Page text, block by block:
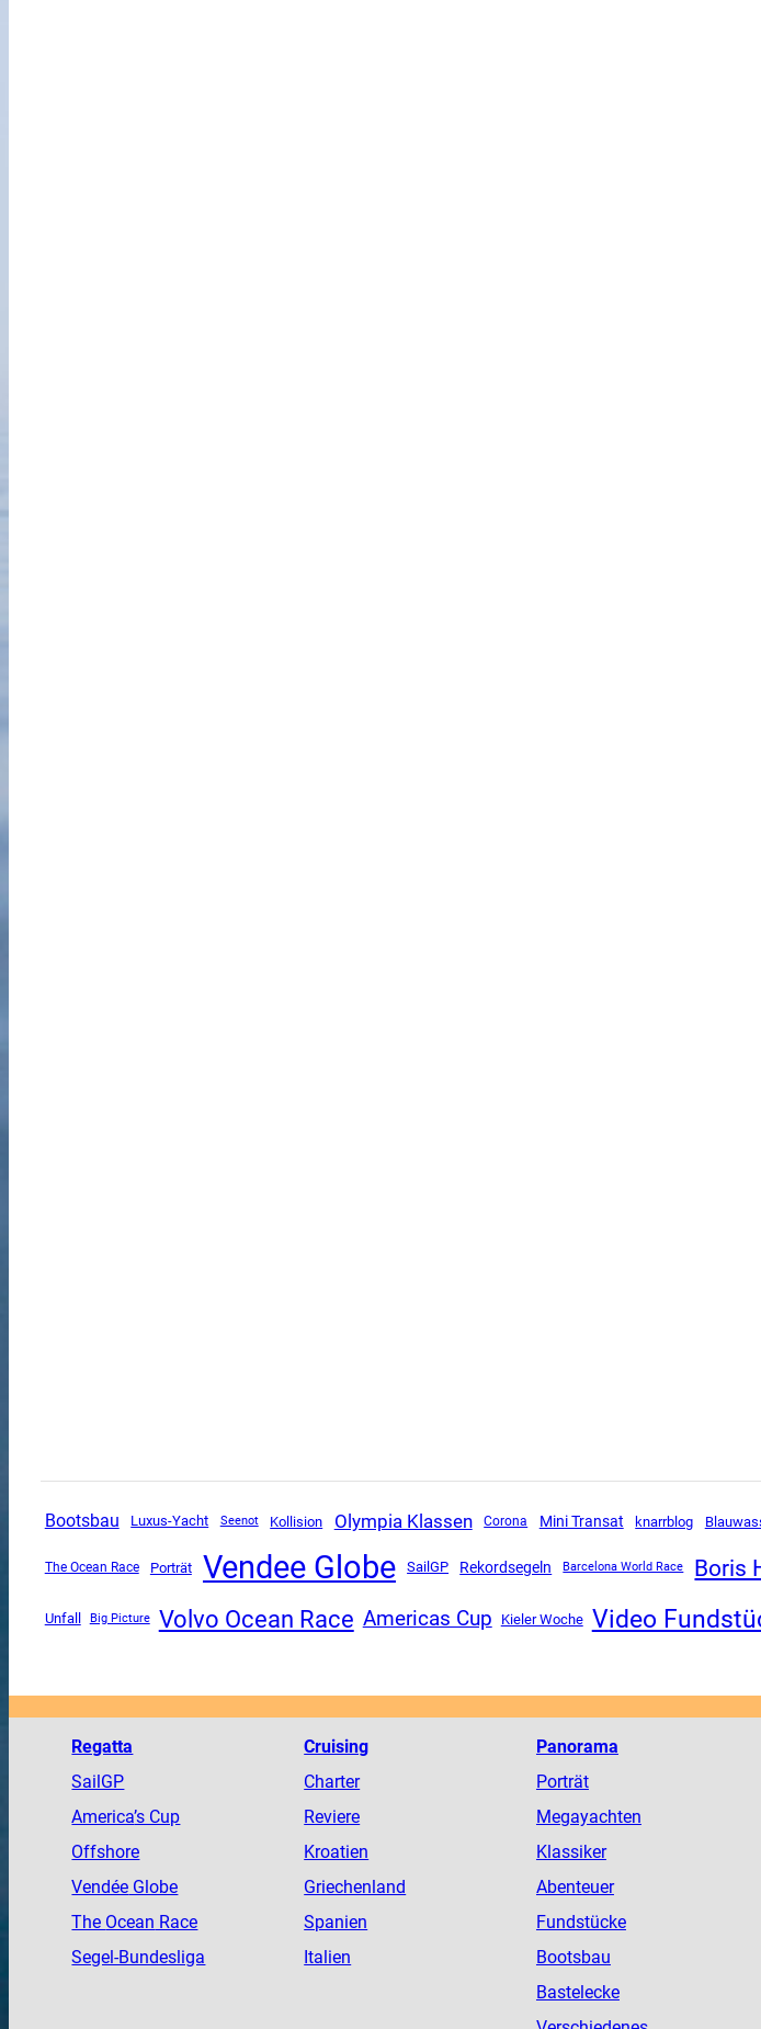
Bootsbau Luxus-Yacht Seenot Kollision Olympia Klassen Corona Mini Transat knarrblog
The Ocean Race Porträt Vendee Globe SailGP Rekordsegeln Barcelona World Race Boris
Unfall Big Picture Volvo Ocean Race Americas Cup Kieler Woche Video
Regatta
SailGP
America’s Cup
Offshore
Vendée Globe
The Ocean Race
Segel-Bundesliga
Cruising
Charter
Reviere
Kroatien
Griechenland
Spanien
Italien
Panorama
Porträt
Megayachten
Klassiker
Abenteuer
Fundstücke
Bootsbau
Bastelecke